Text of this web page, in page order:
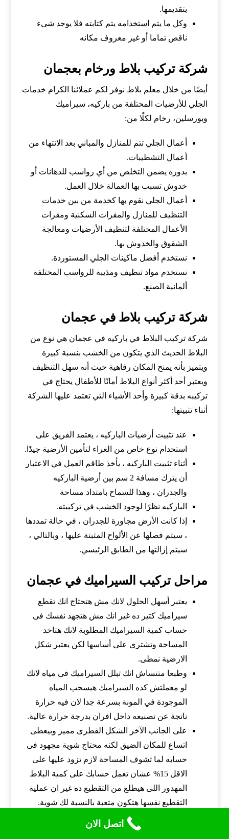
بتقديمها.
وكل ما يتم استخدامه يتم كتابته فلا يوجد شىء
ناقص تماما أو غير معروف مكانه
شركة تركيب بلاط ورخام بعجمان
أيضًا من خلال معلم بلاط نوفر لكم عملائنا الكرام خدمات
الجلي للأرضيات المختلفة من باركيه، سيراميك
وبورسلين، رخام لكلًا من:
أعمال الجلي تتم للمنازل والمباني بعد الانتهاء من
أعمال التشطيبات.
بدوره يضمن التخلص من أي رواسب للدهانات أو
خدوش تسبب بها العمالة خلال العمل.
أعمال الجلي نقوم بها كخدمة من بين خدمات
التنظيف للمنازل والمقرات السكنية ومقرات
الأعمال المختلفة لتنظيف الأرضيات ومعالجة
الشقوق والخدوش بها.
نستخدم أفضل ماكينات الجلي المستوردة.
نستخدم مواد تنظيف ومذيبة للرواسب المختلفة
ألمانية الصنع.
شركة تركيب بلاط في عجمان
شركة تركيب البلاط في باركيه في عجمان هي نوع من
البلاط الحديث الذي يتكون من الخشب بنسبة كبيرة
ويتميز بأنه يمنح المكان رفاهية حيث أنه سهل التنظيف
ويعتبر أحد أكثر أنواع البلاط أمانًا للأطفال يحتاج في
تركيبه بدقة كبيرة وأحد الأشياء التي تعتمد عليها الشركة
أثناء تثبيتها:
عند تثبيت أرضيات الباركيه ، يعتمد الفريق على
استخدام نوع خاص من الغراء لتأمين الأرضية جيدًا.
أثناء تثبيت الباركيه ، يأخذ طاقم العمل في الاعتبار
أن يترك مسافة 2 سم بين أرضية الباركيه
والجدران ، وهذا للسماح بامتداد مساحة
الباركيه نظرًا لوجود الخشب في تركيبته.
إذا كانت الأرض مجاورة للجدران ، في حالة تمددها
، سيتم فصلها عن الألواح المثبتة عليها ، وبالتالي ،
سيتم إزالتها من الطابق الرئيسي.
مراحل تركيب السيراميك في عجمان
يعتبر أسهل الحلول لانك مش هتحتاج انك تقطع
سيراميك كتير ده غير انك مش هتجهد نفسك فى
حساب كمية السيراميك المطلوبة لانك هتاخد
المساحة وتشترى على أساسها لكن يعتبر شكل
الارضية نمطى.
وطبعا متنساش انك تبلل السيراميك فى مياه لانك
لو معملتش كده السيراميك هيسحب المياه
الموجودة في المونة بسرعة جدا لان فيه حرارة
ناتجة عن تصنيعه داخل افران بدرجة حرارة عالية.
على الجانب الآخر الشكل القطرى مميز وبيعطى
اتساع للمكان الضيق لكنه محتاج شوية مجهود فى
حسابه لما تشوف المساحة لازم تزود عليها على
الاقل 15% عشان تعمل حسابك على كمية البلاط
المهدور اللى هيطلع من التقطيع ده غير ان عملية
التقطيع نفسها هتكون متعبة بالنسبة لك شوية.
ماهي افضل طرق تركيب السيراميك
اتصل الان